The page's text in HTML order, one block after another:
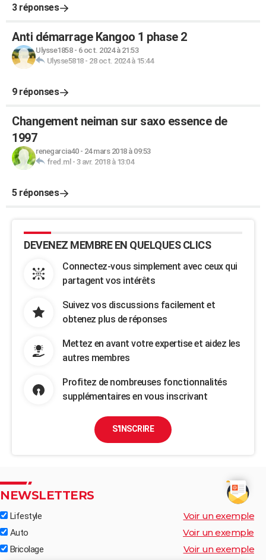
3 réponses
Anti démarrage Kangoo 1 phase 2
Ulysse1858- 6 oct. 2024 à 21:53
Ulysse5818- 28 oct. 2024 à 15:44
9 réponses
Changement neiman sur saxo essence de
1997
renegarcia40- 24 mars 2018 à 09:53
fred.ml - 3 avr. 2018 à 13:04
5 réponses
DEVENEZ MEMBRE EN QUELQUES CLICS
Connectez-vous simplement avec ceux qui
partagent vos intérêts
Suivez vos discussions facilement et
obtenez plus de réponses
Mettez en avant votre expertise et aidez les
autres membres
Profitez de nombreuses fonctionnalités
supplémentaires en vous inscrivant
S'INSCRIRE
NEWSLETTERS
Lifestyle Voir un exemple
Auto Voir un exemple
Bricolage Voir un exemple